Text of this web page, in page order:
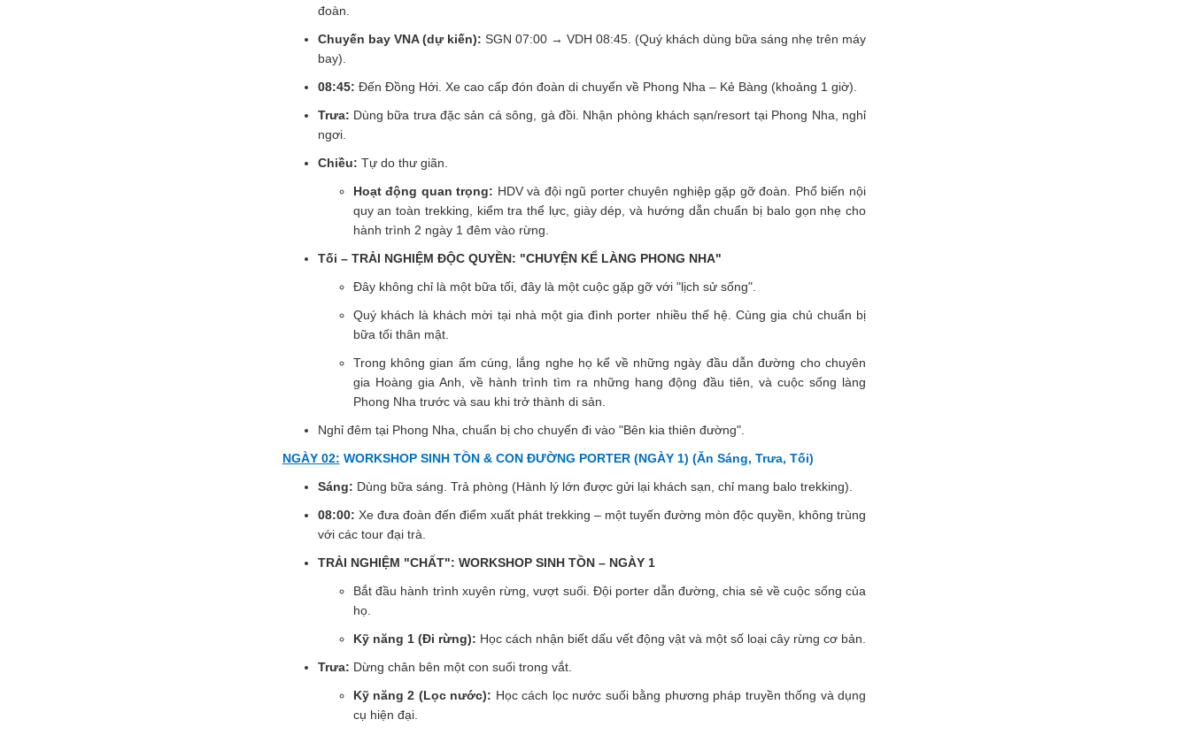
đoàn.
Chuyến bay VNA (dự kiến): SGN 07:00 → VDH 08:45. (Quý khách dùng bữa sáng nhẹ trên máy
bay).
08:45: Đến Đồng Hới. Xe cao cấp đón đoàn di chuyển về Phong Nha – Kẻ Bàng (khoảng 1 giờ).
Trưa: Dùng bữa trưa đặc sản cá sông, gà đồi. Nhận phòng khách sạn/resort tại Phong Nha, nghỉ
ngơi.
Chiều: Tự do thư giãn.
Hoạt động quan trọng: HDV và đội ngũ porter chuyên nghiệp gặp gỡ đoàn. Phổ biến nội
quy an toàn trekking, kiểm tra thể lực, giày dép, và hướng dẫn chuẩn bị balo gọn nhẹ cho
hành trình 2 ngày 1 đêm vào rừng.
Tối – TRẢI NGHIỆM ĐỘC QUYỀN: "CHUYỆN KỂ LÀNG PHONG NHA"
Đây không chỉ là một bữa tối, đây là một cuộc gặp gỡ với "lịch sử sống".
Quý khách là khách mời tại nhà một gia đình porter nhiều thế hệ. Cùng gia chủ chuẩn bị
bữa tối thân mật.
Trong không gian ấm cúng, lắng nghe họ kể về những ngày đầu dẫn đường cho chuyên
gia Hoàng gia Anh, về hành trình tìm ra những hang động đầu tiên, và cuộc sống làng
Phong Nha trước và sau khi trở thành di sản.
Nghỉ đêm tại Phong Nha, chuẩn bị cho chuyến đi vào "Bên kia thiên đường".
NGÀY 02: WORKSHOP SINH TỒN & CON ĐƯỜNG PORTER (NGÀY 1) (Ăn Sáng, Trưa, Tối)
Sáng: Dùng bữa sáng. Trả phòng (Hành lý lớn được gửi lại khách sạn, chỉ mang balo trekking).
08:00: Xe đưa đoàn đến điểm xuất phát trekking – một tuyến đường mòn độc quyền, không trùng
với các tour đại trà.
TRẢI NGHIỆM "CHẤT": WORKSHOP SINH TỒN – NGÀY 1
Bắt đầu hành trình xuyên rừng, vượt suối. Đội porter dẫn đường, chia sẻ về cuộc sống của
họ.
Kỹ năng 1 (Đi rừng): Học cách nhận biết dấu vết động vật và một số loại cây rừng cơ bản.
Trưa: Dừng chân bên một con suối trong vắt.
Kỹ năng 2 (Lọc nước): Học cách lọc nước suối bằng phương pháp truyền thống và dụng
cụ hiện đại.